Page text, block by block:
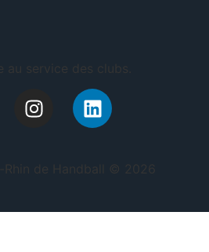
au service des clubs.
Rhin de Handball © 2026